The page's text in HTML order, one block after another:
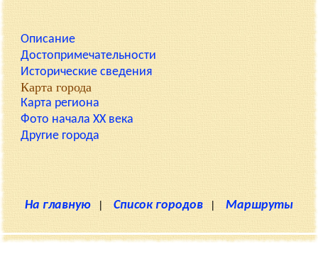
Описание
Достопримечательности
Исторические сведения
Карта города
Карта региона
Фото начала XX века
Другие города
На главную | Список городов | Маршруты